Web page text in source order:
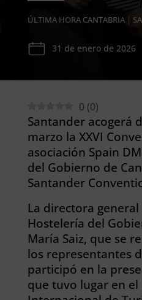
ÚLTIMA HORA CANTABRIA|
31 de enero de 2026
0 (0)
Santander acogerá
marzo la XXVI
asociación Spain
del Gobierno de
Santander
La directora
Hostelería del
María Saiz, que se
los representantes
participó en la
que tuvo lugar en el